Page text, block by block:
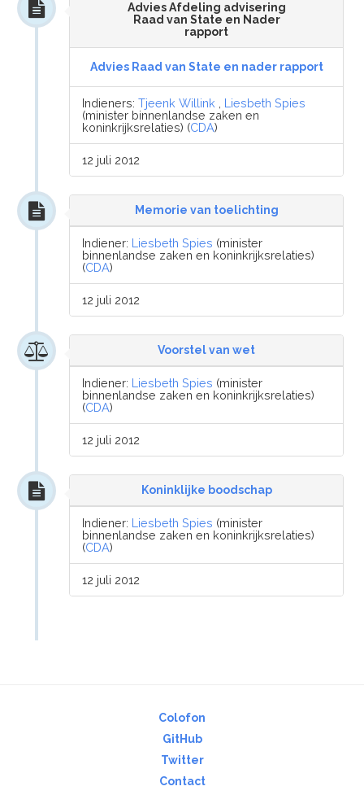
Advies Afdeling advisering
Raad van State en Nader
rapport
Advies Raad van State en nader rapport
Indieners:Tjeenk Willink
Liesbeth Spies
(minister binnenlandse zaken en
koninkrijksrelaties) (CDA)
12 juli 2012
Memorie van toelichting
Indiener: Liesbeth Spies (minister
binnenlandse zaken en koninkrijksrelaties)
(CDA)
12 juli 2012
Voorstel van wet
Indiener: Liesbeth Spies (minister
binnenlandse zaken en koninkrijksrelaties)
(CDA)
12 juli 2012
Koninklijke boodschap
Indiener: Liesbeth Spies (minister
binnenlandse zaken en koninkrijksrelaties)
(CDA)
12 juli 2012
Colofon
GitHub
Twitter
Contact